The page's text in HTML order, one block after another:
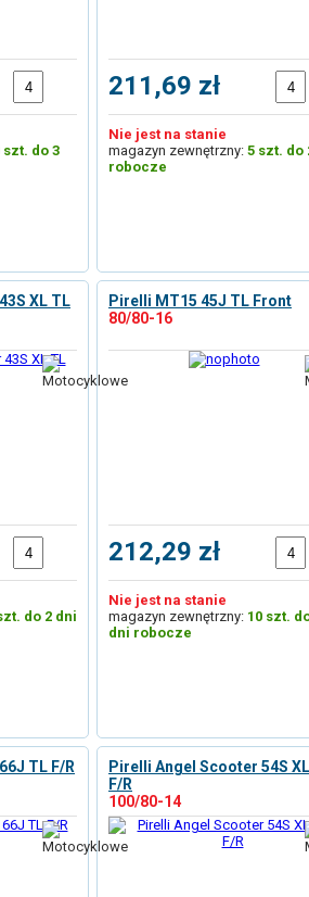
szt. do 3
211,69 zł
Nie jest na stanie
magazyn zewnętrzny: 5 szt. do
robocze
XL TL
do 2 dni
Pirelli MT15 45J TL Front
80/80-16
212,29 zł
Nie jest na stanie
magazyn zewnętrzny: 10 szt.
dni robocze
TL F/R
Pirelli Angel Scooter 54S
F/R
100/80-14